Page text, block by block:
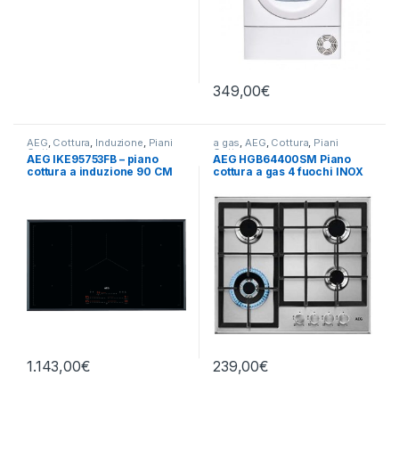
349,00€
AEG, Cottura, Induzione, Piani
Cottura
AEG IKE95753FB – piano
cottura a induzione 90 CM
1.143,00€
a gas,AEG, Cottura, Piani
Cottura
AEG HGB64400SM Piano
cottura a gas 4 fuochi INOX
239,00€